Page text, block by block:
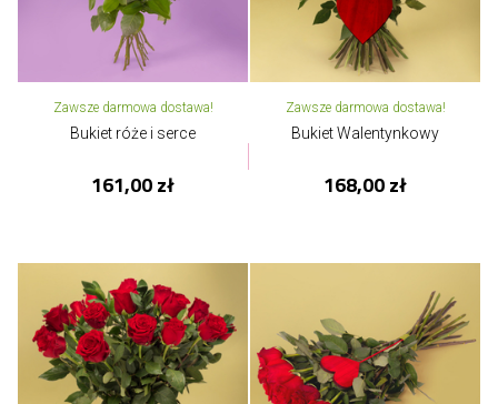
Zawsze darmowa dostawa!
Bukiet róże i serce
161,00 zł
Zawsze darmowa dostawa!
Bukiet Walentynkowy
168,00 zł